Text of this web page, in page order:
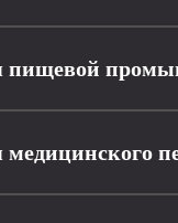
пищевой